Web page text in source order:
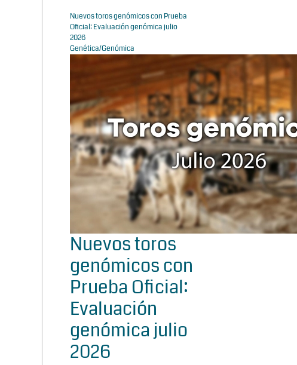
Nuevos toros genómicos con Prueba
Oficial: Evaluación genómica julio
2026
Genética/Genómica
Nuevos toros
genómicos con
Prueba Oficial:
Evaluación
genómica julio
2026